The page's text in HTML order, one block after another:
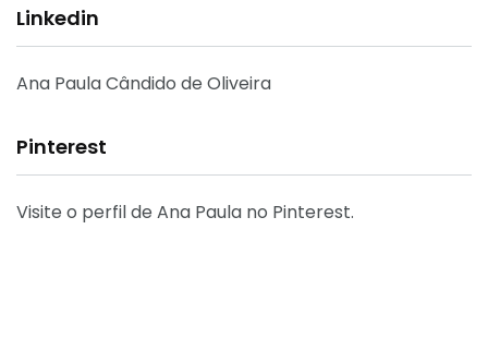
Linkedin
Ana Paula Cândido de Oliveira
Pinterest
Visite o perfil de Ana Paula no Pinterest.